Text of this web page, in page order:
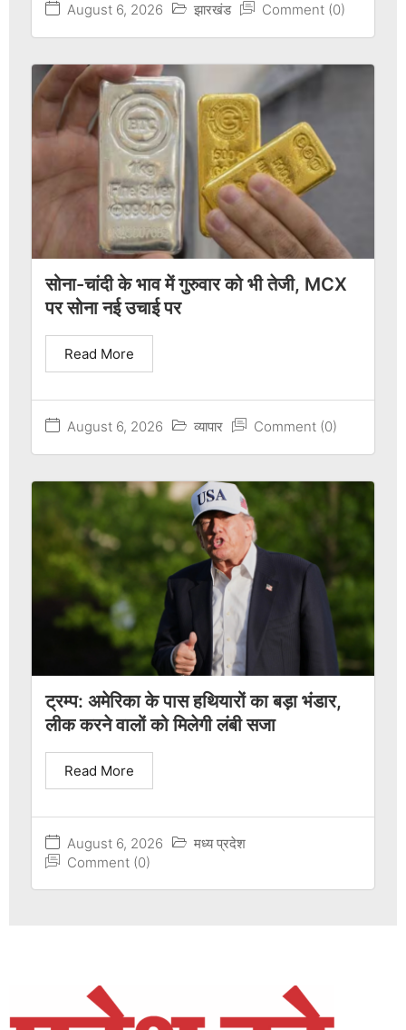
August 6, 2026 झारखंड Comment (0)
सोना-चांदी के भाव में गुरुवार को भी तेजी, MCX
पर सोना नई उचाई पर
August 6, 2026 व्यापार Comment (0)
Read More
ट्रम्प: अमेरिका के पास हथियारों का बड़ा भंडार,
लीक करने वालों को मिलेगी लंबी सजा
August 6, 2026
मध्य प्रदेश
Comment (0)
Read More